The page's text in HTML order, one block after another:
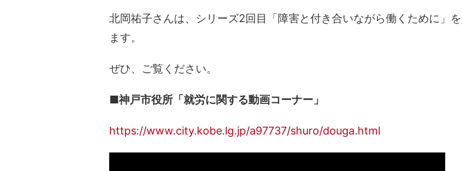
北岡祐子さんは、シリーズ2回目「障害と付き合いながら働くために」
ます。
ぜひ、ご覧ください。
■神戸市役所「就労に関する動画コーナー」
https://www.city.kobe.lg.jp/a97737/shuro/douga.html